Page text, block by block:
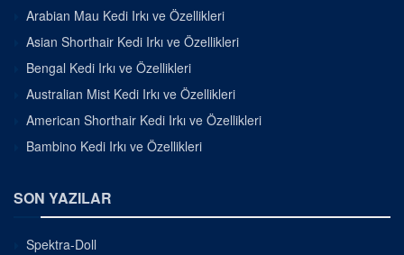
Arabian Mau Kedi Irkı ve Özellikleri
Asian Shorthair Kedi Irkı ve Özellikleri
Bengal Kedi Irkı ve Özellikleri
Australian Mist Kedi Irkı ve Özellikleri
American Shorthair Kedi Irkı ve Özellikleri
Bambino Kedi Irkı ve Özellikleri
SON YAZILAR
Spektra-Doll